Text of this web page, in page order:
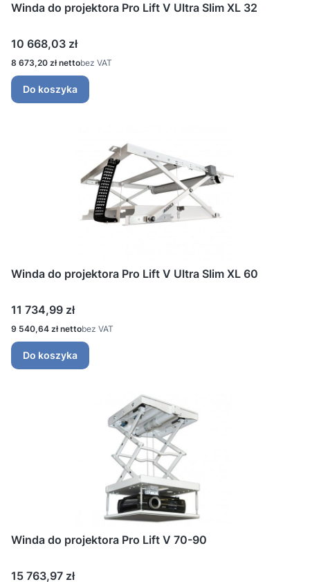
Winda do projektora Pro Lift V Ultra Slim XL 32
Cena
10 668,03 zł
Cena
8 673,20 zł bez VAT
Do koszyka
Winda do projektora Pro Lift V Ultra Slim XL 60
Cena
11 734,99 zł
Cena
9 540,64 zł bez VAT
Do koszyka
Winda do projektora Pro Lift V 70-90
Cena
15 763,97 zł